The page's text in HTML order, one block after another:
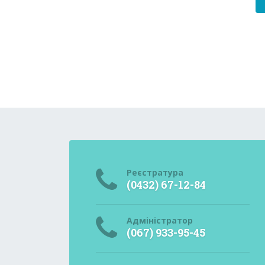
Реєстратура
(0432) 67-12-84
Адміністратор
(067) 933-95-45